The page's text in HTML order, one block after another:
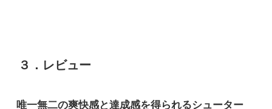
３．レビュー
唯一無二の爽快感と達成感を得られるシューター